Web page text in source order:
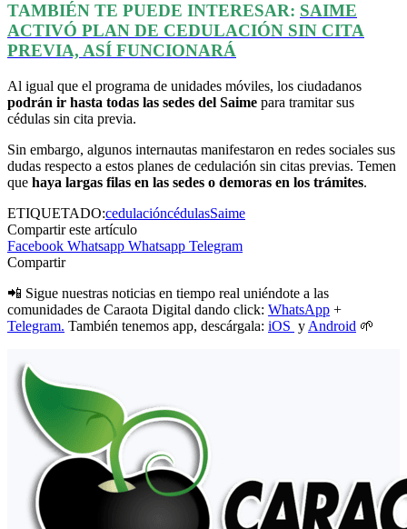
TAMBIÉN TE PUEDE INTERESAR: SAIME
ACTIVÓ PLAN DE CEDULACIÓN SIN CITA
PREVIA, ASÍ FUNCIONARÁ
Al igual que el programa de unidades móviles, los ciudadanos
podrán ir hasta todas las sedes del Saime para tramitar sus
cédulas sin cita previa.
Sin embargo, algunos internautas manifestaron en redes sociales sus
dudas respecto a estos planes de cedulación sin citas previas. Temen
que haya largas filas en las sedes o demoras en los trámites.
ETIQUETADO:cedulacióncédulasSaime
Compartir este artículo
Facebook Whatsapp Whatsapp Telegram
Compartir
📲 Sigue nuestras noticias en tiempo real uniéndote a las
comunidades de Caraota Digital dando click: WhatsApp +
Telegram. También tenemos app, descárgala: iOS y Android 🌱